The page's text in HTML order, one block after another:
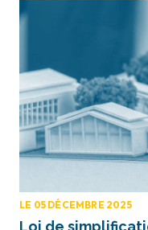
LE 05 DÉCEMBRE 2025
Loi de